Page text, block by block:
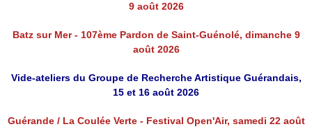
9 août 2026
Batz sur Mer - 107ème Pardon de Saint-Guénolé, dimanche 9
août 2026
Vide-ateliers du Groupe de Recherche Artistique Guérandais,
15 et 16 août 2026
Guérande / La Coulée Verte - Festival Open'Air, samedi 22 août